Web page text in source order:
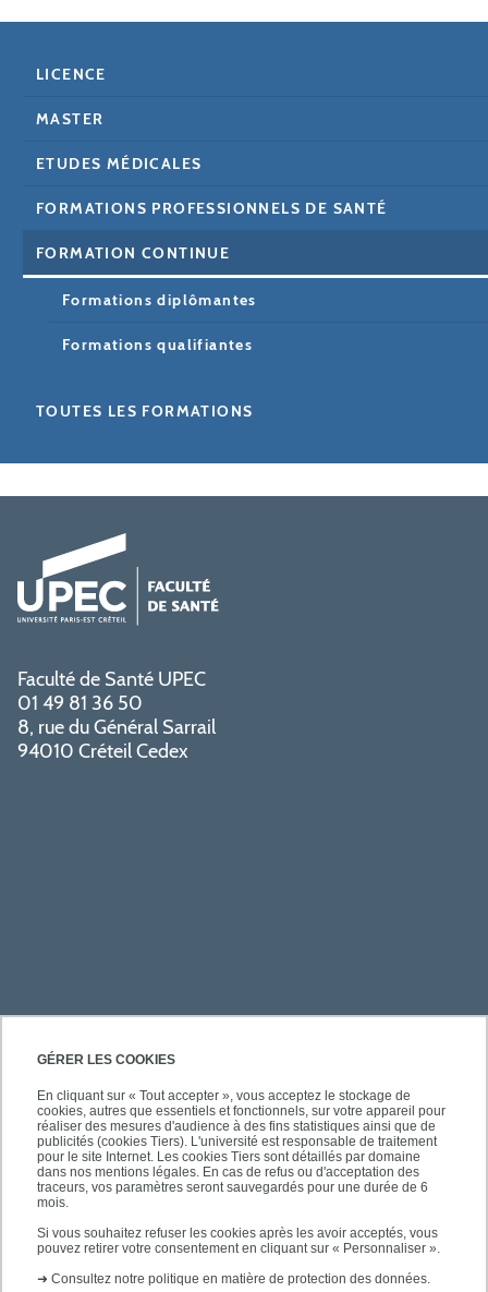
GÉRER LES COOKIES
En cliquant sur « Tout accepter », vous acceptez le stockage de
cookies, autres que essentiels et fonctionnels, sur votre appareil pour
réaliser des mesures d'audience à des fins statistiques ainsi que de
publicités (cookies Tiers). L'université est responsable de traitement
pour le site Internet. Les cookies Tiers sont détaillés par domaine
dans nos mentions légales. En cas de refus ou d'acceptation des
traceurs, vos paramètres seront sauvegardés pour une durée de 6
mois.
Si vous souhaitez refuser les cookies après les avoir acceptés, vous
pouvez retirer votre consentement en cliquant sur « Personnaliser ».
➜ Consultez notre politique en matière de protection des données.
LICENCE
MASTER
ETUDES MÉDICALES
FORMATIONS PROFESSIONNELS DE SANTÉ
FORMATION CONTINUE
Formations diplômantes
Formations qualifiantes
TOUTES LES FORMATIONS
Faculté de Santé UPEC
01 49 81 36 50
8, rue du Général Sarrail
94010 Créteil Cedex
PRATIQUE
ACCÈS RAPIDES
SUIVEZ-NOUS